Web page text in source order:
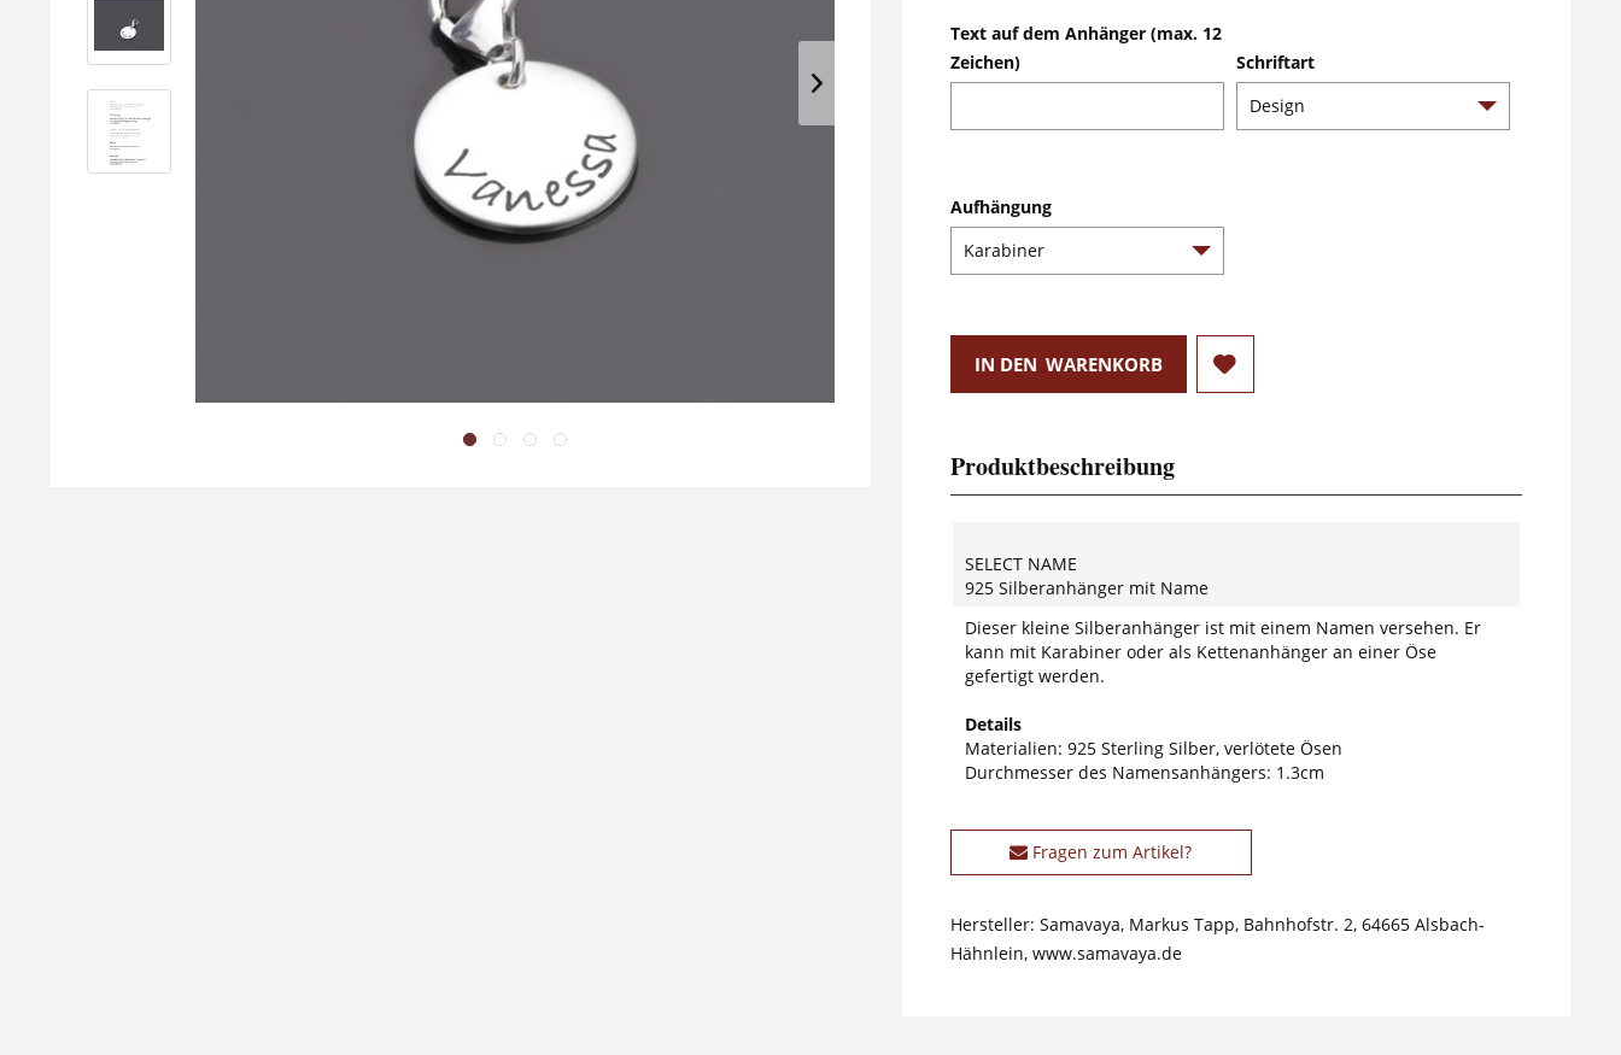
Text auf dem Anhänger (max. 12
Zeichen)
Schriftart
Aufhängung
IN DEN WARENKORB
Produktbeschreibung
SELECT NAME
925 Silberanhänger mit Name
Dieser kleine Silberanhänger ist mit einem Namen versehen. Er
kann mit Karabiner oder als Kettenanhänger an einer Öse
gefertigt werden.
Details
Materialien: 925 Sterling Silber, verlötete Ösen
Durchmesser des Namensanhängers: 1.3cm
Fragen zum Artikel?
Hersteller: Samavaya, Markus Tapp, Bahnhofstr. 2, 64665 Alsbach-
Hähnlein, www.samavaya.de